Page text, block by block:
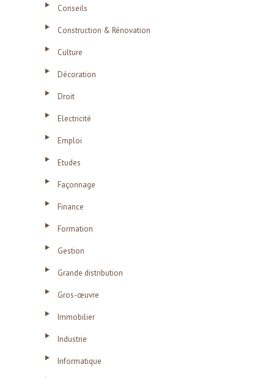
Conseils
Construction & Rénovation
Culture
Décoration
Droit
Electricité
Emploi
Etudes
Façonnage
Finance
Formation
Gestion
Grande distribution
Gros-œuvre
Immobilier
Industrie
Informatique